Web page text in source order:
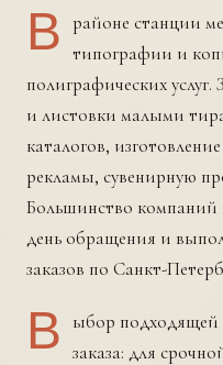
В районе станции
типографии и
полиграфических услуг.
и листовки малыми
каталогов,
рекламы, сувенирную
Большинство компаний
день обращения и
заказов по Санкт-
В
ыбор подходящей
заказа: для